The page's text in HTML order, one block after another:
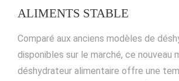
ALIMENTS STABLE
Comparé aux anciens modèles de
disponibles sur le marché, ce nouveau
déshydrateur alimentaire offre une